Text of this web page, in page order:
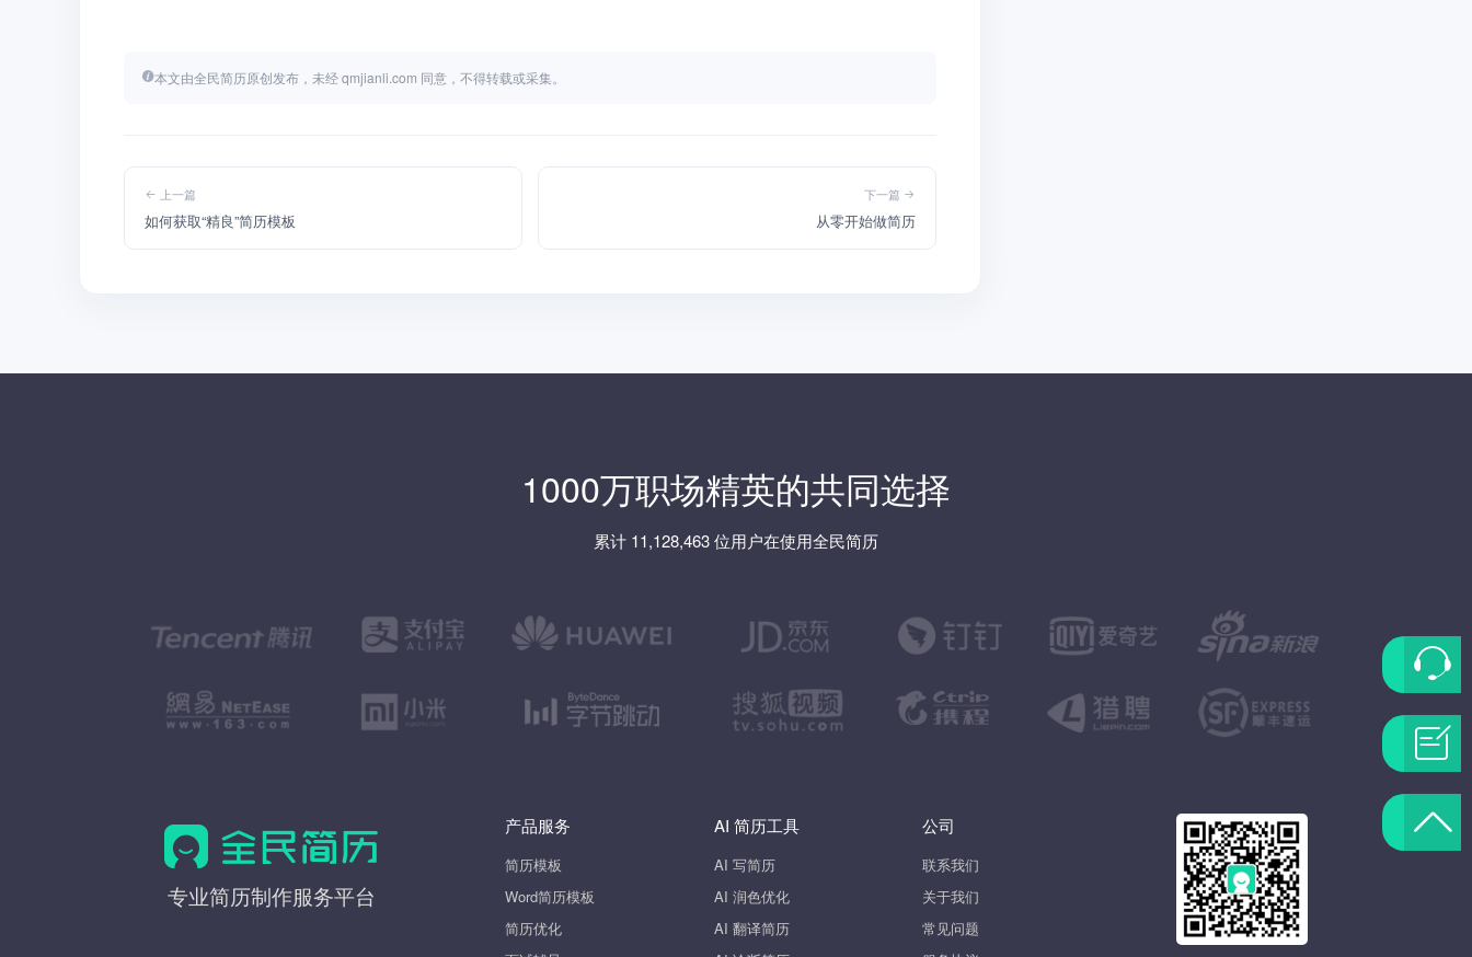
本文由全民简历原创发布，未经 qmjianli.com 同意，不得转载或采集。
上一篇
如何获取“精良”简历模板
下一篇
从零开始做简历
1000万职场精英的共同选择
累计 11,128,463 位用户在使用全民简历
全
专业简历制作服务平台
产品服务
简历模板
Word简历模板
简历优化
AI 简历工具
AI 写简历
AI 润色优化
AI 翻译简历
公司
联系我们
关于我们
常见问题
联
系
客
服
题
反
返